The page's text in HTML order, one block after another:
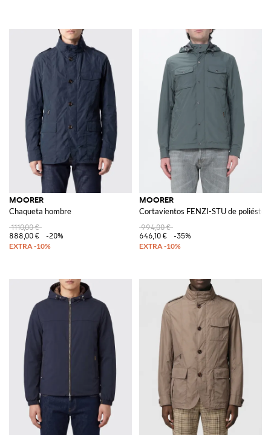
MOORER
Chaqueta hombre
1110,00 €
888,00 €
-20%
MOORER
Cortavientos FENZI-STU de poliéster
994,00 €
646,10 €
-35%